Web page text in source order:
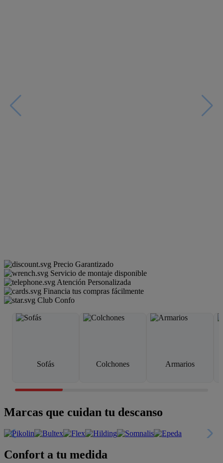
Precio Garantizado
Servicio de montaje disponible
Atención Personalizada
Financia tus compras fácilmente
Club Confo
Sofás Colchones Armarios
Marcas que cuidan tu descanso
Confort a tu medida